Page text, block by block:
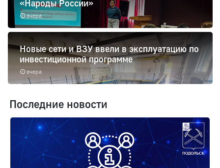
вчера
«Народы России»
вчера
Новые сети и ВЗУ ввели в эксплуатацию по
инвестиционной программе
Последние новости